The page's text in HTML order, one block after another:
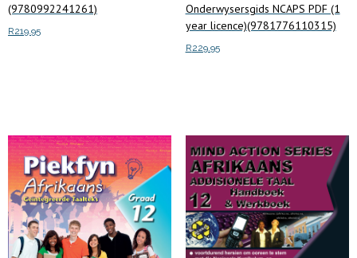
(9780992241261)
R219.95
Onderwysersgids NCAPS PDF (1
year licence)(9781776110315)
R229.95